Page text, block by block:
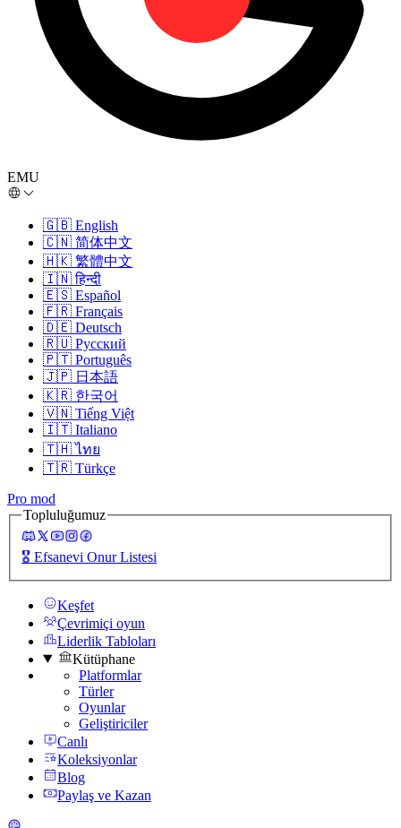
EMU
🇬🇧 English
🇨🇳 简体中文
🇭🇰 繁體中文
🇮🇳 हिन्दी
🇪🇸 Español
🇫🇷 Français
🇩🇪 Deutsch
🇷🇺 Русский
🇵🇹 Português
🇯🇵 日本語
🇰🇷 한국어
🇻🇳 Tiếng Việt
🇮🇹 Italiano
🇹🇭 ไทย
🇹🇷 Türkçe
Pro mod
Topluluğumuz
🎖️ Efsanevi Onur Listesi
Keşfet
Çevrimiçi oyun
Liderlik Tabloları
Kütüphane
Platformlar
Türler
Oyunlar
Geliştiriciler
Canlı
Koleksiyonlar
Blog
Paylaş ve Kazan